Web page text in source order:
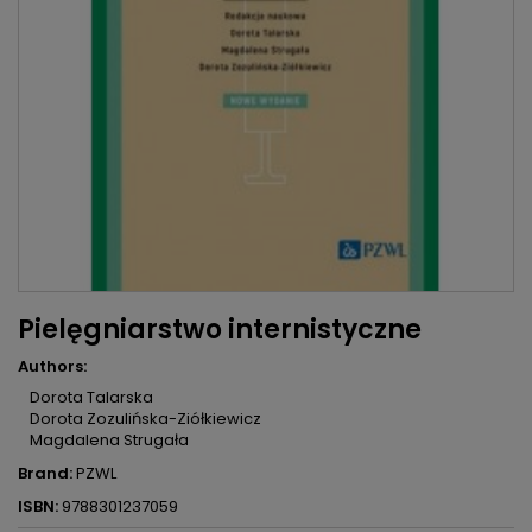
Pielęgniarstwo internistyczne
Authors:
Dorota Talarska
Dorota Zozulińska-Ziółkiewicz
Magdalena Strugała
Brand:PZWL
ISBN: 9788301237059